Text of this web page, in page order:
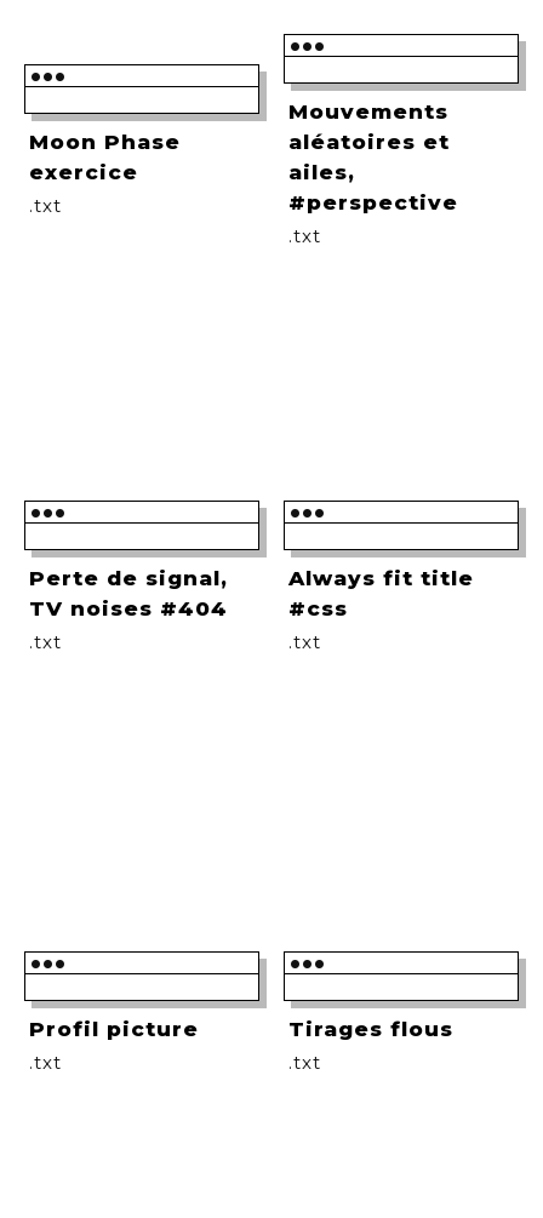
•••
Moon Phase
exercice
.txt
•••
Mouvements
aléatoires et
ailes,
#perspective
.txt
•••
Perte de signal,
TV noises #404
.txt
•••
Always fit title
#css
.txt
•••
Profil picture
.txt
•••
Tirages flous
.txt